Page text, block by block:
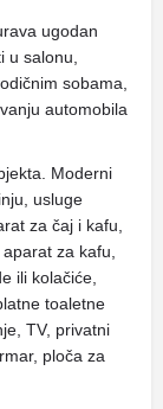
ugodan
​​u salonu,
sobama,
automobila
Moderni
usluge
za čaj i kafu,
za kafu,
ili kolačiće,
toaletne
TV, privatni
ploča za